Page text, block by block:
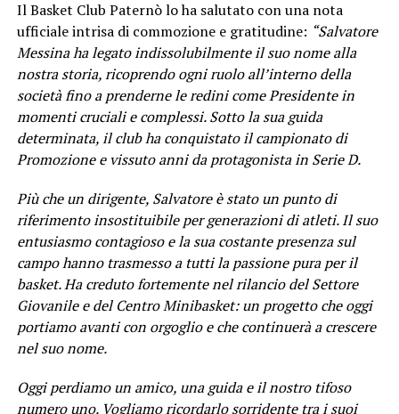
Il Basket Club Paternò lo ha salutato con una nota
ufficiale intrisa di commozione e gratitudine: “Salvatore
Messina ha legato indissolubilmente il suo nome alla
nostra storia, ricoprendo ogni ruolo all’interno della
società fino a prenderne le redini come Presidente in
momenti cruciali e complessi. Sotto la sua guida
determinata, il club ha conquistato il campionato di
Promozione e vissuto anni da protagonista in Serie D.
Più che un dirigente, Salvatore è stato un punto di
riferimento insostituibile per generazioni di atleti. Il suo
entusiasmo contagioso e la sua costante presenza sul
campo hanno trasmesso a tutti la passione pura per il
basket. Ha creduto fortemente nel rilancio del Settore
Giovanile e del Centro Minibasket: un progetto che oggi
portiamo avanti con orgoglio e che continuerà a crescere
nel suo nome.
Oggi perdiamo un amico, una guida e il nostro tifoso
numero uno. Vogliamo ricordarlo sorridente tra i suoi